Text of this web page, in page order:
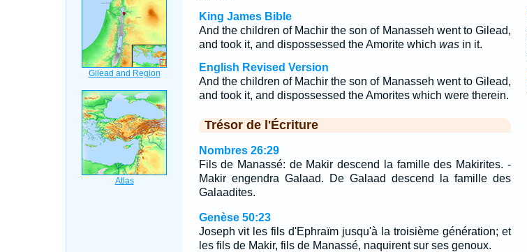
King James Bible
And the children of Machir the son of Manasseh went to Gilead,
and took it, and dispossessed the Amorite which wasin it.
English Revised Version
And the children of Machir the son of Manasseh went to Gilead,
and took it, and dispossessed the Amorites which were therein.
Trésor de l'Écriture
Nombres 26:29
Fils de Manassé: de Makir descend la famille des Makirites. -
Makir engendra Galaad. De Galaad descend la famille des
Galaadites.
Genèse 50:23
Joseph vit les fils d'Ephraïm jusqu'à la troisième génération; et
les fils de Makir, fils de Manassé, naquirent sur ses genoux.